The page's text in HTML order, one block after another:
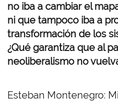
no iba a cambiar el
ni que tampoco iba a
transformación de los
¿Qué garantiza que al
neoliberalismo no
Esteban Montenegro: